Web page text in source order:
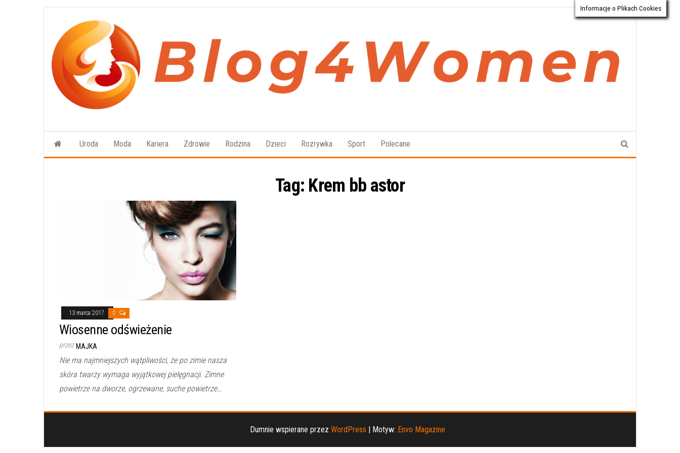
treści
o dla
kobiet
Uroda Moda Kariera Zdrowie Rodzina Dzieci Rozrywka Sport Polecane
Tag: Krem bb astor
13 marca 2017 0
Wiosenne odświeżenie
przez MAJKA
Nie ma najmniejszych wątpliwości, że po zimie nasza
skóra twarzy wymaga wyjątkowej pielęgnacji. Zimne
powietrze na dworze, ogrzewane, suche powietrze…
Dumnie wspierane przez WordPress | Motyw: Envo Magazine
Informacje o Plikach Cookies